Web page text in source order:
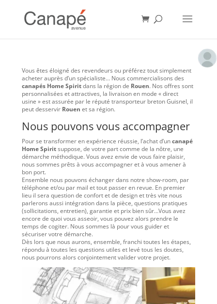
Vous êtes éloigné des revendeurs ou préférez tout simplement
acheter auprès d’un spécialiste… Nous commercialisons des
canapés Home Spiritdans la région de Rouen. Nos offres sont
personnalisées et attractives, la livraison en mode « direct
usine » est assurée par le réputé transporteur breton Guisnel, il
peut desservir Rouen et sa région.
Nous pouvons vous accompagner
Pour se transformer en expérience réussie, l’achat d’uncanapé
Home Spiritsuppose, de votre part comme de la nôtre, une
démarche méthodique. Vous avez envie de vous faire plaisir,
nous sommes prêts à vous accompagner et à vous amener à
bon port.
Ensemble nous pouvons échanger dans notre show-room, par
téléphone et/ou par mail et tout passer en revue. En premier
lieu il sera question de confort et de design et très vite nous
parlerons aussi intégration dans la pièce, questions pratiques
(sollicitations, entretien), garantie et prix bien sûr…Vous avez
encore de quoi vous asseoir, vous pouvez alors prendre le
temps de cogiter. Nous sommes là pour vous guider et
sécuriser votre démarche.
Dès lors que nous aurons, ensemble, franchi toutes les étapes,
répondu à toutes les questions utiles et levé tous les doutes,
nous pourrons alors conjointement valider votre projet.